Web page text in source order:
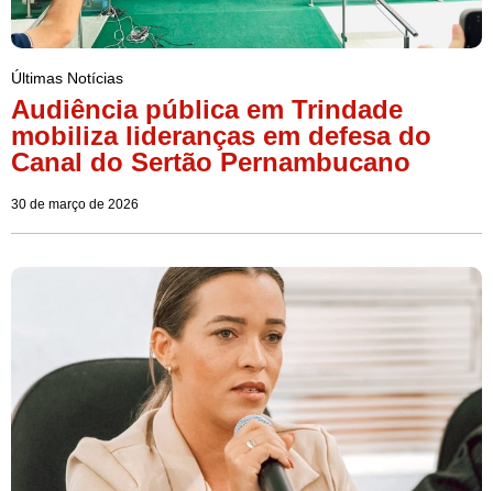
Últimas Notícias
Audiência pública em Trindade
mobiliza lideranças em defesa do
Canal do Sertão Pernambucano
30 de março de 2026